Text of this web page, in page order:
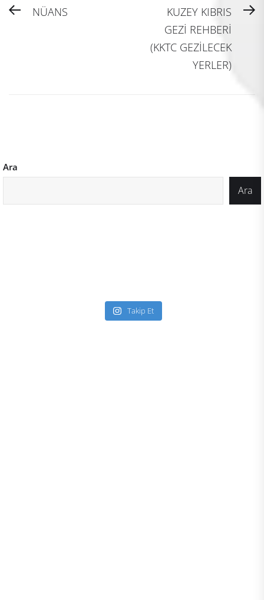
Yazı
PreviousNÜANS
KUZEY KIBRIS
GEZİ REHBERİ
(KKTC GEZİLECEK
YERLER)
Ara
Ara
Takip Et